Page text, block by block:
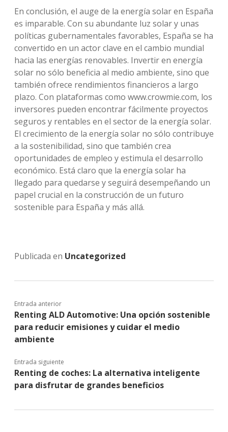
En conclusión, el auge de la energía solar en España
es imparable. Con su abundante luz solar y unas
políticas gubernamentales favorables, España se ha
convertido en un actor clave en el cambio mundial
hacia las energías renovables. Invertir en energía
solar no sólo beneficia al medio ambiente, sino que
también ofrece rendimientos financieros a largo
plazo. Con plataformas como www.crowmie.com, los
inversores pueden encontrar fácilmente proyectos
seguros y rentables en el sector de la energía solar.
El crecimiento de la energía solar no sólo contribuye
a la sostenibilidad, sino que también crea
oportunidades de empleo y estimula el desarrollo
económico. Está claro que la energía solar ha
llegado para quedarse y seguirá desempeñando un
papel crucial en la construcción de un futuro
sostenible para España y más allá.
Publicada en Uncategorized
Entrada anterior
Renting ALD Automotive: Una opción sostenible
para reducir emisiones y cuidar el medio
ambiente
Entrada siguiente
Renting de coches: La alternativa inteligente
para disfrutar de grandes beneficios